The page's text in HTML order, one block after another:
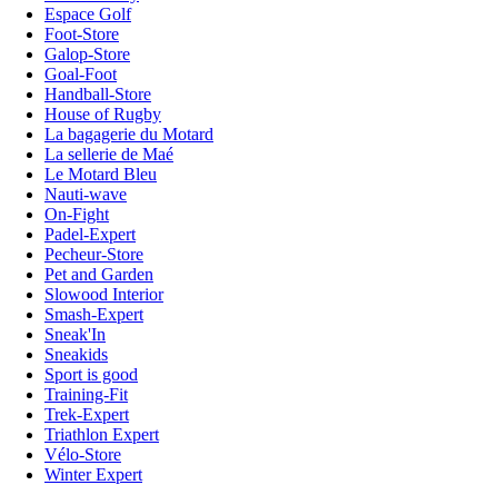
Espace Golf
Foot-Store
Galop-Store
Goal-Foot
Handball-Store
House of Rugby
La bagagerie du Motard
La sellerie de Maé
Le Motard Bleu
Nauti-wave
On-Fight
Padel-Expert
Pecheur-Store
Pet and Garden
Slowood Interior
Smash-Expert
Sneak'In
Sneakids
Sport is good
Training-Fit
Trek-Expert
Triathlon Expert
Vélo-Store
Winter Expert